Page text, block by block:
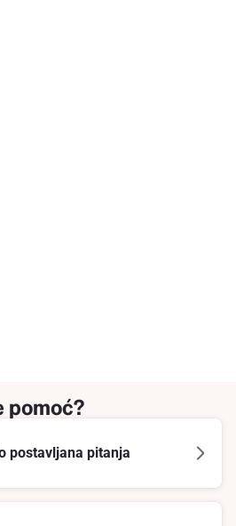
pomoć?
postavljana pitanja